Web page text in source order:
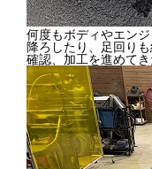
何度もボディやエン
降ろしたり、足回り
確認、加工を進めて